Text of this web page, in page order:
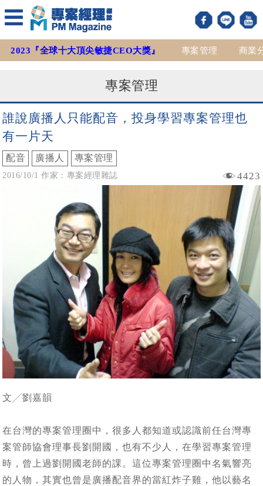
2023『全球十大頂尖敏捷CEO大獎』 專案管理 商業
專案管理
誰說廣播人只能配音，投身學習專案管理也
有一片天
配音 廣播人 專案管理
2016/10/1 作家：專案經理雜誌 4423
文╱劉嘉韻
在台灣的專案管理圈中，很多人都知道或認識前任台灣專
案管師協會理事長劉開國，也有不少人，在學習專案管理
時，曾上過劉開國老師的課。這位專案管理圈中名氣響亮
的人物，其實也曾是廣播配音界的當紅炸子雞，他以藝名